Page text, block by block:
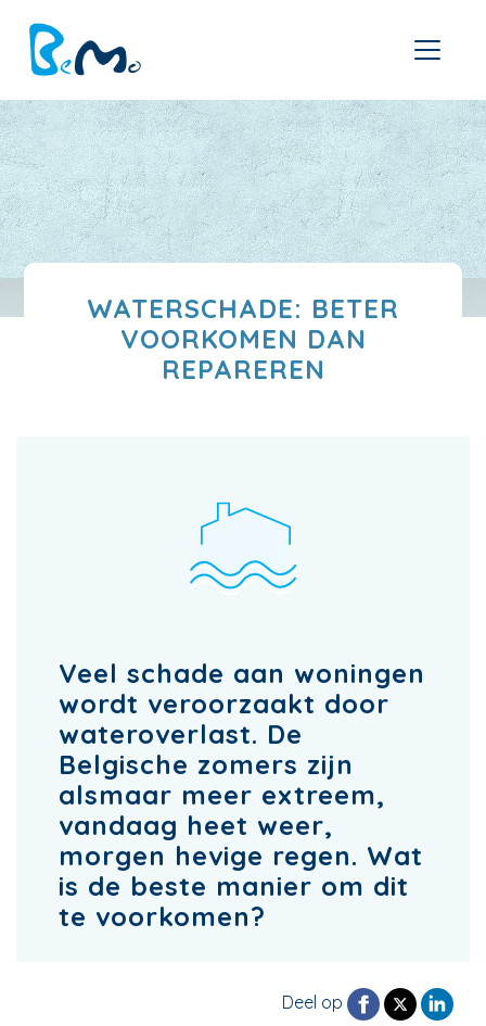
WATERSCHADE: BETER
VOORKOMEN DAN
REPAREREN
Veel schade aan woningen
wordt veroorzaakt door
wateroverlast. De
Belgische zomers zijn
alsmaar meer extreem,
vandaag heet weer,
morgen hevige regen. Wat
is de beste manier om dit
te voorkomen?
Deel op